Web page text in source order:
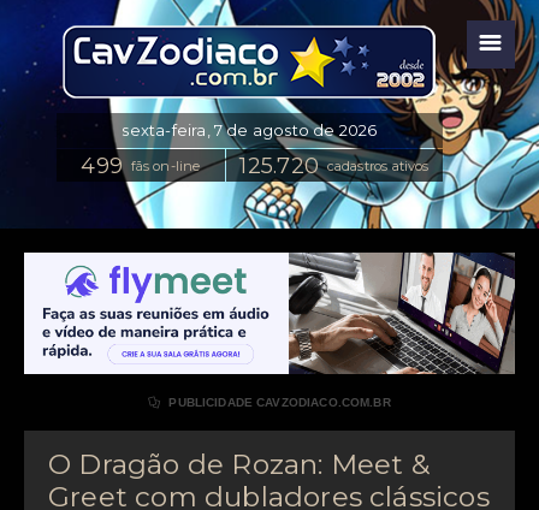
☰
fãs on-line cadastros ativos
 PUBLICIDADE CAVZODIACO.COM.BR
O Dragão de Rozan: Meet &
Greet com dubladores clássicos